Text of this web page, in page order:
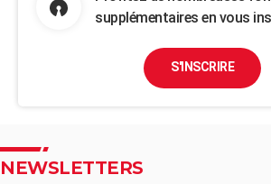
supplémentaires en vous
S'INSCRIRE
NEWSLETTERS